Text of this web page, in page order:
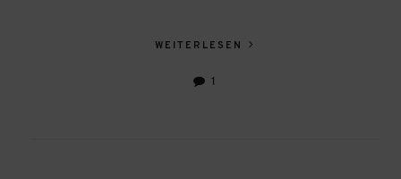
WEITERLESEN
1